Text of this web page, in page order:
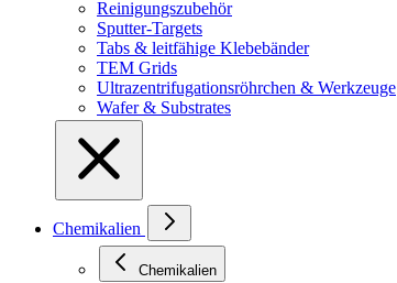
Reinigungszubehör
Sputter-Targets
Tabs & leitfähige Klebebänder
TEM Grids
Ultrazentrifugationsröhrchen & Werkzeuge
Wafer & Substrates
Chemikalien
Chemikalien